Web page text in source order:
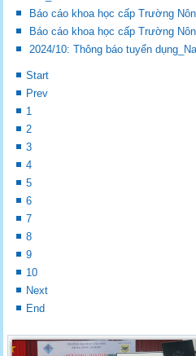
Báo cáo khoa học cấp Trường
Báo cáo khoa học cấp Trường
2024/10: Thông báo tuyển
Start
Prev
1
2
3
4
5
6
7
8
9
10
Next
End